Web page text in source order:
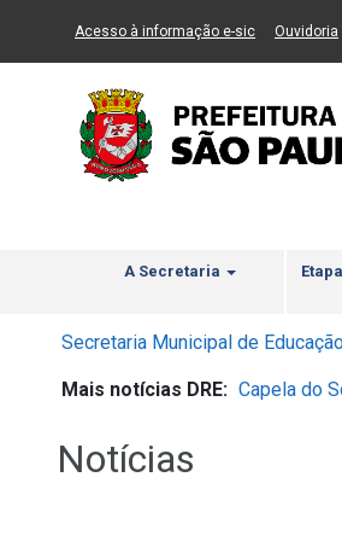
Ir ao Conteúdo Ir para menu
Acesso à informação e-sic(Link para
Ouvidoria
A Secretaria
Secretaria Municipal de
Mais notícias DRE: Capela do
Notícias